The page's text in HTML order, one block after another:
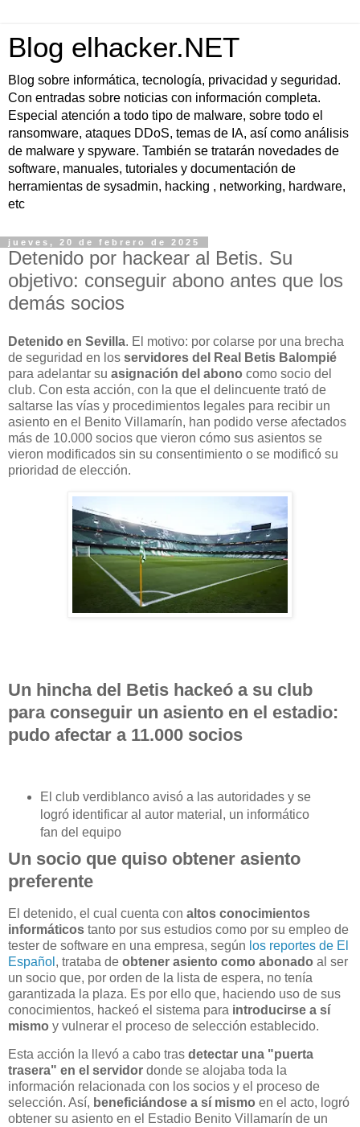
Blog elhacker.NET
Blog sobre informática, tecnología, privacidad y seguridad.
Con entradas sobre noticias con información completa.
Especial atención a todo tipo de malware, sobre todo el
ransomware, ataques DDoS, temas de IA, así como análisis
de malware y spyware. También se tratarán novedades de
software, manuales, tutoriales y documentación de
herramientas de sysadmin, hacking , networking, hardware,
etc
jueves, 20 de febrero de 2025
Detenido por hackear al Betis. Su
objetivo: conseguir abono antes que los
demás socios
Detenido en Sevilla. El motivo: por colarse por una brecha
de seguridad en los servidores del Real Betis Balompié
para adelantar su asignación del abono como socio del
club. Con esta acción, con la que el delincuente trató de
saltarse las vías y procedimientos legales para recibir un
asiento en el Benito Villamarín, han podido verse afectados
más de 10.000 socios que vieron cómo sus asientos se
vieron modificados sin su consentimiento o se modificó su
prioridad de elección.
Un hincha del Betis hackeó a su club
para conseguir un asiento en el estadio:
pudo afectar a 11.000 socios
El club verdiblanco avisó a las autoridades y se
logró identificar al autor material, un informático
fan del equipo
Un socio que quiso obtener asiento
preferente
El detenido, el cual cuenta con altos conocimientos
informáticos tanto por sus estudios como por su empleo de
tester de software en una empresa, según los reportes de El
Español , trataba de obtener asiento como abonado al ser
un socio que, por orden de la lista de espera, no tenía
garantizada la plaza. Es por ello que, haciendo uso de sus
conocimientos, hackeó el sistema para introducirse a sí
mismo y vulnerar el proceso de selección establecido.
Esta acción la llevó a cabo tras detectar una "puerta
trasera" en el servidor donde se alojaba toda la
información relacionada con los socios y el proceso de
selección. Así, beneficiándose a sí mismo en el acto, logró
obtener su asiento en el Estadio Benito Villamarín de un